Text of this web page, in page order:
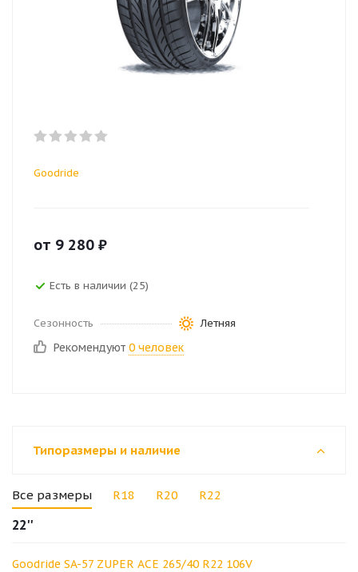
Goodride
от 9 280 ₽
Есть в наличии (25)
Сезонность Летняя
Рекомендуют 0 человек
Типоразмеры и наличие
Все размеры R18 R20 R22
22''
Goodride SA-57 ZUPER ACE 265/40 R22 106V